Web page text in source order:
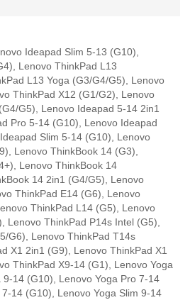
Ideapad Slim 5-13 (G10),
Lenovo ThinkPad L13
L13 Yoga (G3/G4/G5), Lenovo
ThinkPad X12 (G1/G2), Lenovo
G5), Lenovo Ideapad 5-14 2in1
Pro 5-14 (G10), Lenovo Ideapad
Slim 5-14 (G10), Lenovo
Lenovo ThinkBook 14 (G3),
Lenovo ThinkBook 14
14 2in1 (G4/G5), Lenovo
ThinkPad E14 (G6), Lenovo
ThinkPad L14 (G5), Lenovo
Lenovo ThinkPad P14s Intel (G5),
G6), Lenovo ThinkPad T14s
X1 2in1 (G9), Lenovo ThinkPad X1
ThinkPad X9-14 (G1), Lenovo Yoga
14 (G10), Lenovo Yoga Pro 7-14
14 (G10), Lenovo Yoga Slim 9-14